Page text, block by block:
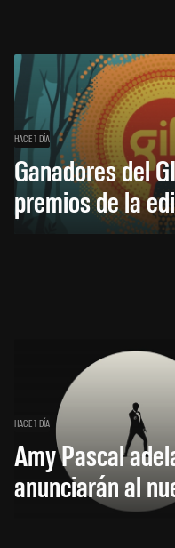
HACE 1 DÍA
Ganadores del
premios de la
HACE 1 DÍA
Amy Pascal
anunciarán al